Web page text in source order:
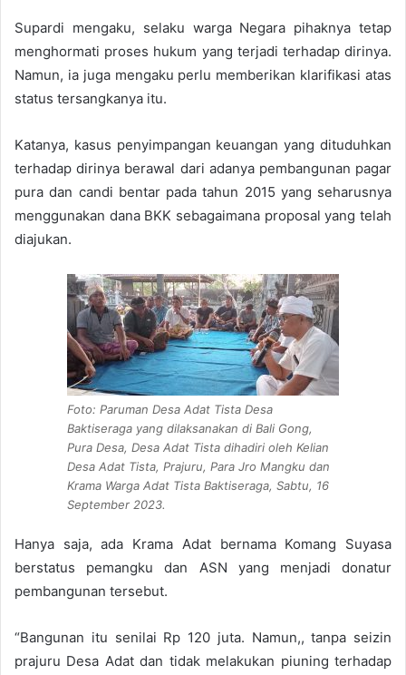
Supardi mengaku, selaku warga Negara pihaknya tetap
menghormati proses hukum yang terjadi terhadap dirinya.
Namun, ia juga mengaku perlu memberikan klarifikasi atas
status tersangkanya itu.
Katanya, kasus penyimpangan keuangan yang dituduhkan
terhadap dirinya berawal dari adanya pembangunan pagar
pura dan candi bentar pada tahun 2015 yang seharusnya
menggunakan dana BKK sebagaimana proposal yang telah
diajukan.
Foto: Paruman Desa Adat Tista Desa
Baktiseraga yang dilaksanakan di Bali Gong,
Pura Desa, Desa Adat Tista dihadiri oleh Kelian
Desa Adat Tista, Prajuru, Para Jro Mangku dan
Krama Warga Adat Tista Baktiseraga, Sabtu, 16
September 2023.
Hanya saja, ada Krama Adat bernama Komang Suyasa
berstatus pemangku dan ASN yang menjadi donatur
pembangunan tersebut.
“Bangunan itu senilai Rp 120 juta. Namun,, tanpa seizin
prajuru Desa Adat dan tidak melakukan piuning terhadap